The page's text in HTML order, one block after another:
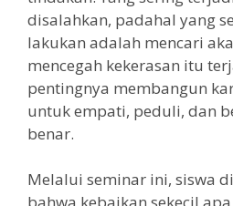
disalahkan, padahal yang
lakukan adalah mencari
mencegah kekerasan itu
pentingnya membangun
untuk empati, peduli, dan
benar.
Melalui seminar ini, siswa